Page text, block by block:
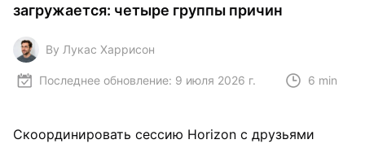
загружается: четыре группы причин
By Лукас Харрисон
Последнее обновление: 9 июля 2026 г. 6 min
Скоординировать сессию Horizon с друзьями